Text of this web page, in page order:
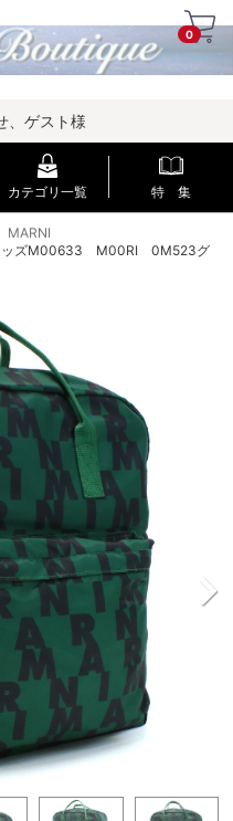
0
、ゲスト様
カテゴリ一覧 特 集
MARNI
ッズM00633 M00RI 0M523グ